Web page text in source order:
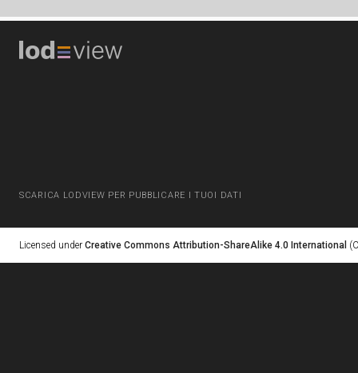
SCARICA LODVIEW PER PUBBLICARE I TUOI DATI
Licensed under Creative Commons Attribution-ShareAlike 4.0 International